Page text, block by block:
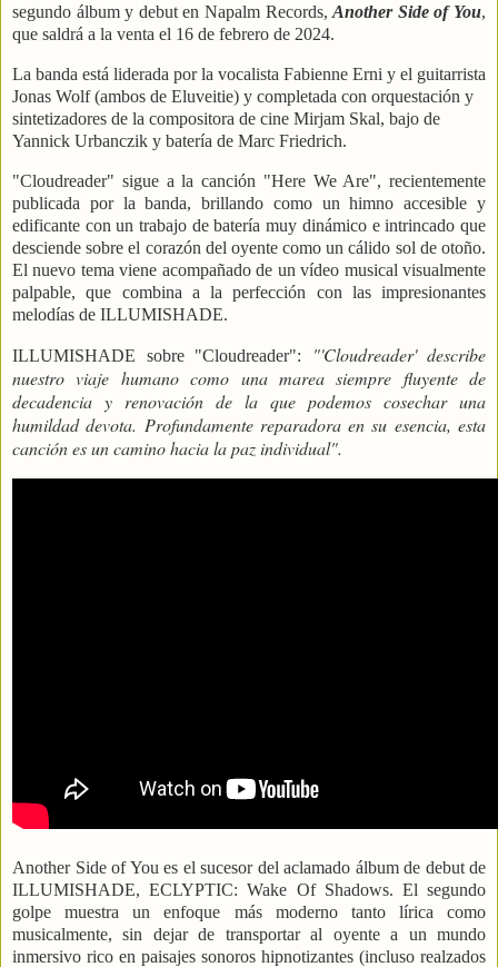
segundo álbum y debut en Napalm Records,Another Side of You,
que saldrá a la venta el 16 de febrero de 2024.
La banda está liderada por la vocalista Fabienne Erni y el guitarrista
Jonas Wolf (ambos de Eluveitie) y completada con orquestación y
sintetizadores de la compositora de cine Mirjam Skal, bajo de
Yannick Urbanczik y batería de Marc Friedrich.
"Cloudreader" sigue a la canción "Here We Are", recientemente
publicada por la banda, brillando como un himno accesible y
edificante con un trabajo de batería muy dinámico e intrincado que
desciende sobre el corazón del oyente como un cálido sol de otoño.
El nuevo tema viene acompañado de un vídeo musical visualmente
palpable, que combina a la perfección con las impresionantes
melodías de ILLUMISHADE.
ILLUMISHADE sobre "Cloudreader":
"'Cloudreader' describe
nuestro viaje humano como una marea siempre fluyente de
decadencia y renovación de la que podemos cosechar una
humildad devota. Profundamente reparadora en su esencia, esta
canción es un camino hacia la paz individual".
Another Side of You es el sucesor del aclamado álbum de debut de
ILLUMISHADE, ECLYPTIC: Wake Of Shadows. El segundo
golpe muestra un enfoque más moderno tanto lírica como
musicalmente, sin dejar de transportar al oyente a un mundo
inmersivo rico en paisajes sonoros hipnotizantes (incluso realzados